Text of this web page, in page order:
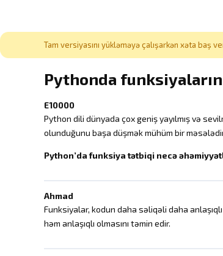
Tam versiyasını yükləməyə çalışarkən xəta baş
Pythonda
E10000
Python dili dünyada çox geniş yayılmış və
olunduğunu başa düşmək mühüm bir
Python’da funksiya tətbiqi necə
Ahmad
Funksiyalar, kodun daha səliqəli daha
həm anlaşıqlı olmasını təmin edir.